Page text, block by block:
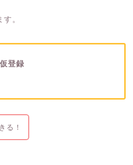
。
登録
る！